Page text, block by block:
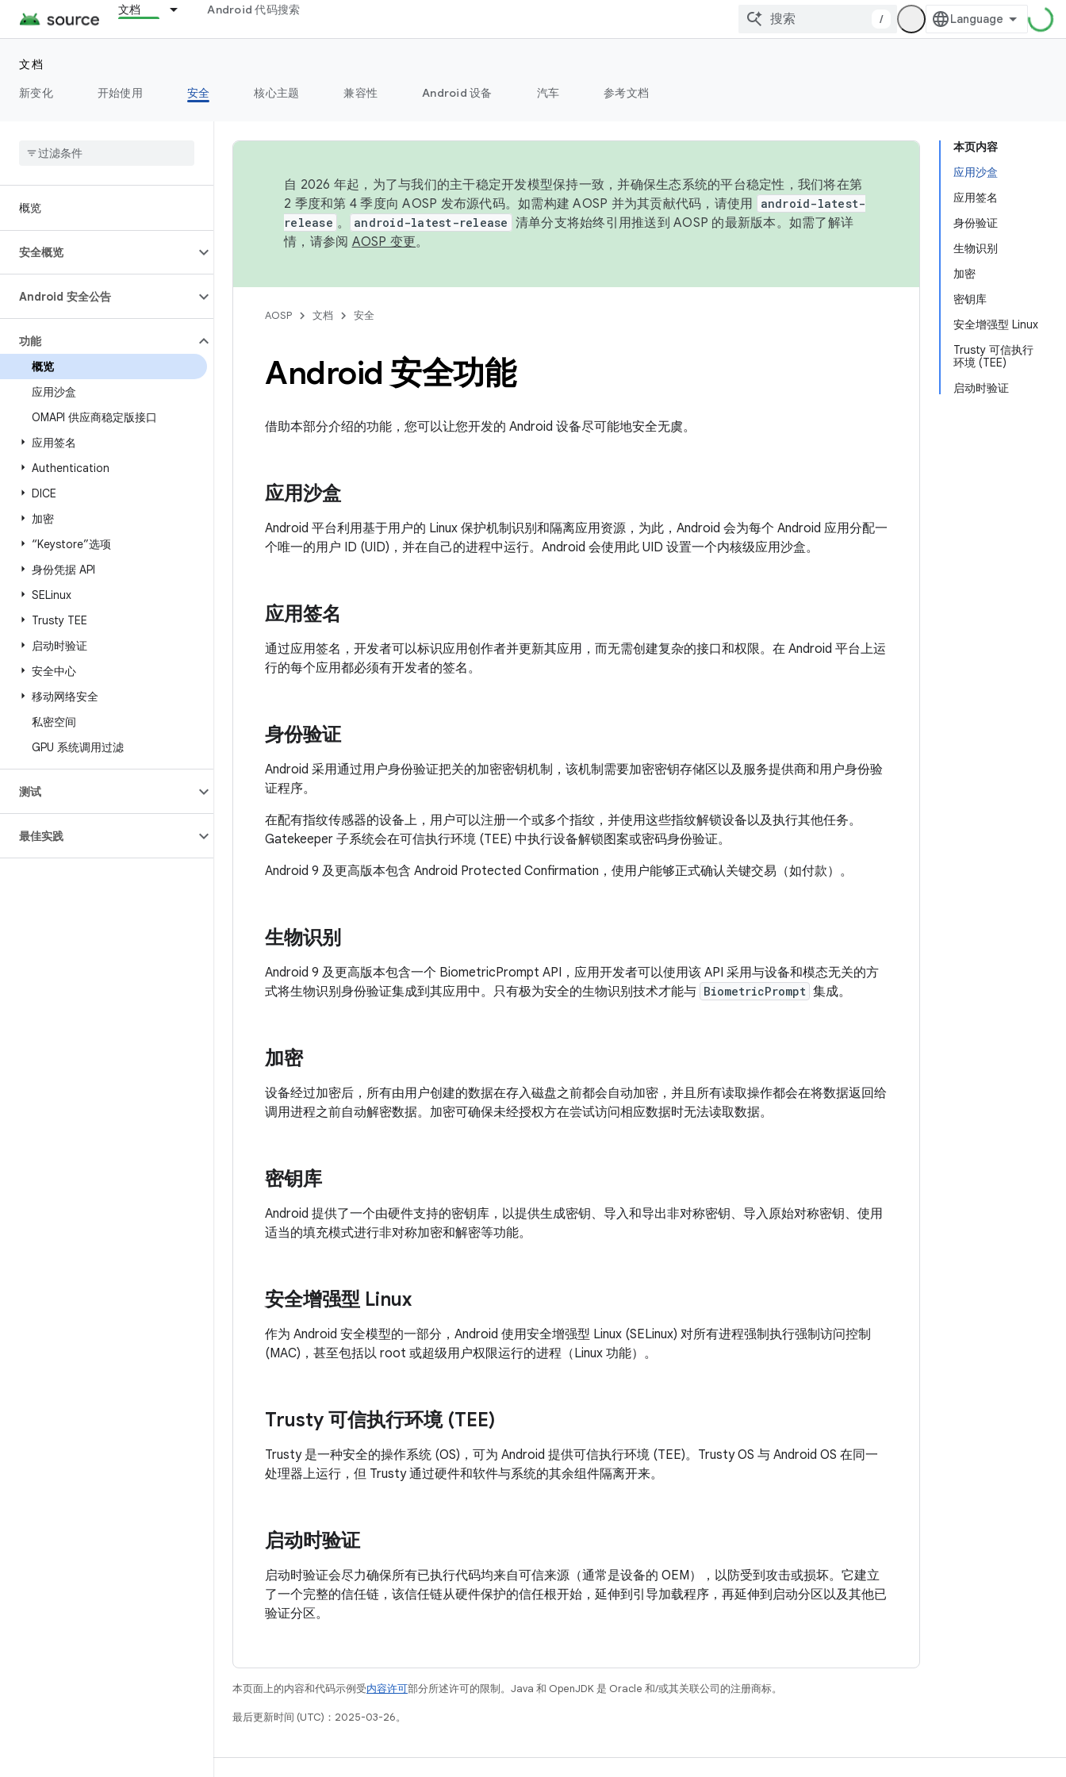
文档 Android 代码搜索
/
文档
新变化
开始使用 安全 核心主题 兼容性 Android 设备 汽车 参考文档
概览
安全概览
Android 安全公告
功能
概览
应用沙盒
OMAPI 供应商稳定版接口
应用签名
Authentication
DICE
加密
“Keystore”选项
身份凭据 API
SELinux
Trusty TEE
启动时验证
安全中心
移动网络安全
私密空间
GPU 系统调用过滤
测试
最佳实践
本页内容
应用沙盒
应用签名
身份验证
生物识别
加密
密钥库
安全增强型 Linux
Trusty 可信执行
环境 (TEE)
启动时验证
自 2026 年起，为了与我们的主干稳定开发模型保持一致，并确保生态系统的平台稳定性，我们将在第
2 季度和第 4 季度向 AOSP 发布源代码。如需构建 AOSP 并为其贡献代码，请使用
android-latest-
release 。 android-latest-release 清单分支将始终引用推送到 AOSP 的最新版本。如需了解详
情，请参阅 AOSP 变更。
AOSP 文档 安全
Android 安全功能
借助本部分介绍的功能，您可以让您开发的 Android 设备尽可能地安全无虞。
应用沙盒
Android 平台利用基于用户的 Linux 保护机制识别和隔离应用资源，为此，Android 会为每个 Android 应用分配一
个唯一的用户 ID (UID)，并在自己的进程中运行。Android 会使用此 UID 设置一个内核级应用沙盒。
应用签名
通过应用签名，开发者可以标识应用创作者并更新其应用，而无需创建复杂的接口和权限。在 Android 平台上运
行的每个应用都必须有开发者的签名。
身份验证
Android 采用通过用户身份验证把关的加密密钥机制，该机制需要加密密钥存储区以及服务提供商和用户身份验
证程序。
在配有指纹传感器的设备上，用户可以注册一个或多个指纹，并使用这些指纹解锁设备以及执行其他任务。
Gatekeeper 子系统会在可信执行环境 (TEE) 中执行设备解锁图案或密码身份验证。
Android 9 及更高版本包含 Android Protected Confirmation，使用户能够正式确认关键交易（如付款）。
生物识别
Android 9 及更高版本包含一个 BiometricPrompt API，应用开发者可以使用该 API 采用与设备和模态无关的方
式将生物识别身份验证集成到其应用中。只有极为安全的生物识别技术才能与 BiometricPrompt 集成。
加密
设备经过加密后，所有由用户创建的数据在存入磁盘之前都会自动加密，并且所有读取操作都会在将数据返回给
调用进程之前自动解密数据。加密可确保未经授权方在尝试访问相应数据时无法读取数据。
密钥库
Android 提供了一个由硬件支持的密钥库，以提供生成密钥、导入和导出非对称密钥、导入原始对称密钥、使用
适当的填充模式进行非对称加密和解密等功能。
安全增强型 Linux
作为 Android 安全模型的一部分，Android 使用安全增强型 Linux (SELinux) 对所有进程强制执行强制访问控制
(MAC)，甚至包括以 root 或超级用户权限运行的进程（Linux 功能）。
Trusty 可信执行环境 (TEE)
Trusty 是一种安全的操作系统 (OS)，可为 Android 提供可信执行环境 (TEE)。Trusty OS 与 Android OS 在同一
处理器上运行，但 Trusty 通过硬件和软件与系统的其余组件隔离开来。
启动时验证
启动时验证会尽力确保所有已执行代码均来自可信来源（通常是设备的 OEM），以防受到攻击或损坏。它建立
了一个完整的信任链，该信任链从硬件保护的信任根开始，延伸到引导加载程序，再延伸到启动分区以及其他已
验证分区。
本页面上的内容和代码示例受内容许可部分所述许可的限制。Java 和 OpenJDK 是 Oracle 和/或其关联公司的注册商标。
最后更新时间 (UTC)：2025-03-26。